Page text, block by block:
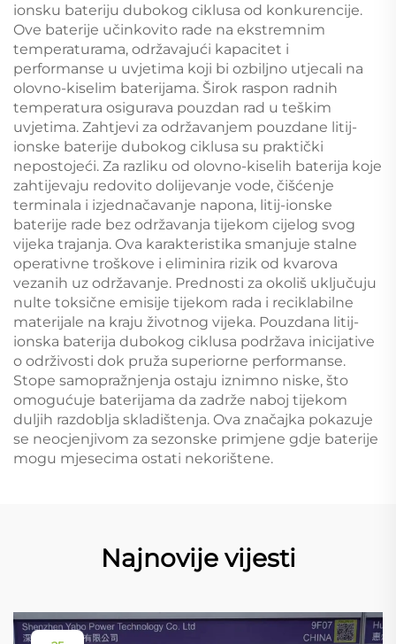
ionsku bateriju dubokog ciklusa od konkurencije.
Ove baterije učinkovito rade na ekstremnim
temperaturama, održavajući kapacitet i
performanse u uvjetima koji bi ozbiljno utjecali na
olovno-kiselim baterijama. Širok raspon radnih
temperatura osigurava pouzdan rad u teškim
uvjetima. Zahtjevi za održavanjem pouzdane litij-
ionske baterije dubokog ciklusa su praktički
nepostojeći. Za razliku od olovno-kiselih baterija koje
zahtijevaju redovito dolijevanje vode, čišćenje
terminala i izjednačavanje napona, litij-ionske
baterije rade bez održavanja tijekom cijelog svog
vijeka trajanja. Ova karakteristika smanjuje stalne
operativne troškove i eliminira rizik od kvarova
vezanih uz održavanje. Prednosti za okoliš uključuju
nulte toksične emisije tijekom rada i reciklabilne
materijale na kraju životnog vijeka. Pouzdana litij-
ionska baterija dubokog ciklusa podržava inicijative
o održivosti dok pruža superiorne performanse.
Stope samopražnjenja ostaju iznimno niske, što
omogućuje baterijama da zadrže naboj tijekom
duljih razdoblja skladištenja. Ova značajka pokazuje
se neocjenjivom za sezonske primjene gdje baterije
mogu mjesecima ostati nekorištene.
Najnovije vijesti